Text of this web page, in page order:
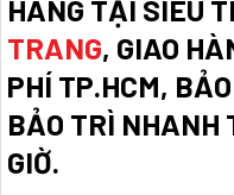
HÃNG TẠI SIÊU
TRANG, GIAO
PHÍ TP.HCM,
BẢO TRÌ NHANH
GIỜ.